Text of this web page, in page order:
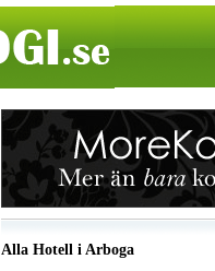
Alla Hotell i Arboga